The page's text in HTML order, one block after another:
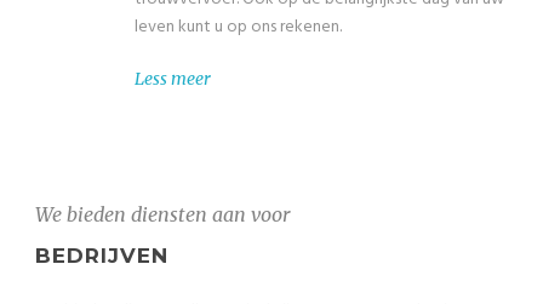
leven kunt u op ons rekenen.
Less meer
We bieden diensten aan voor
BEDRIJVEN